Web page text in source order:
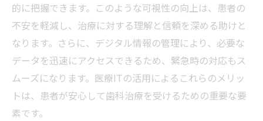
技術革新と患者ケアの両立を目指して
未来の医療を見据えたIT戦略
愛媛県東温市と伊方町における次世代の歯
科医療
的に把握できます。このような可視性の向上は、患者の
不安を軽減し、治療に対する理解と信頼を深める助けと
なります。さらに、デジタル情報の管理により、必要な
データを迅速にアクセスできるため、緊急時の対応もス
ムーズになります。医療ITの活用によるこれらのメリッ
トは、患者が安心して歯科治療を受けるための重要な要
素です。